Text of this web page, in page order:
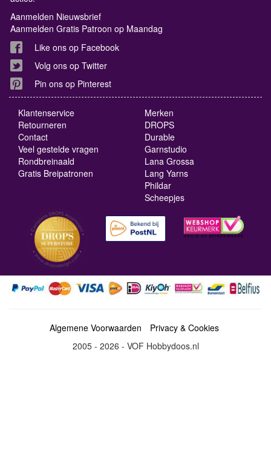
Aanmelden Nieuwsbrief
Aanmelden Gratis Patroon op Maandag
Like ons op Facebook
Volg ons op Twitter
Pin ons op Pinterest
Klantenservice
Retourneren
Contact
Veel gestelde vragen
Rondbreinaald
Gratis Breipatronen
Merken
DROPS
Durable
Garnstudio
Lana Grossa
Lang Yarns
Phildar
Scheepjes
Algemene Voorwaarden
Privacy & Cookies
2005 - 2026 - VOF Hobbydoos.nl